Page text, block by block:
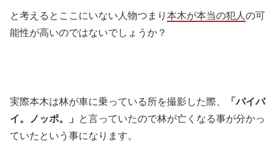
と考えるとここにいない人物つまり 本木が本当の犯人 の可
能性が高いのではないでしょうか？
実際本木は林が車に乗っている所を撮影した際、
「バイバ
イ。ノッポ。」
と言っていたので林が亡くなる事が分かっ
ていたという事になります。